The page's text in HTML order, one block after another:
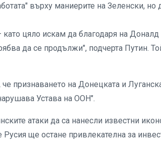
върху маниерите на Зеленски,
цяло искам да благодаря на Доналд
да се продължи", подчерта Путин.
признаването на Донецката и
Устава на ООН".
атаки да са нанесли известни
ще остане привлекателна за